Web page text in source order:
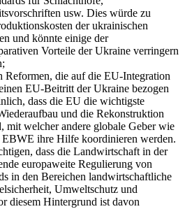
usw. Dies würde zu
der ukrainischen
und könnte einige der
Vorteile der Ukraine verringern
Reformen, die auf die EU-Integration
EU-Beitritt der Ukraine bezogen
dass die EU die wichtigste
und die Rekonstruktion
mit welcher andere globale Geber wie
ihre Hilfe koordinieren werden.
dass die Landwirtschaft in der
europaweite Regulierung von
in den Bereichen landwirtschaftliche
Umweltschutz und
diesem Hintergrund ist davon